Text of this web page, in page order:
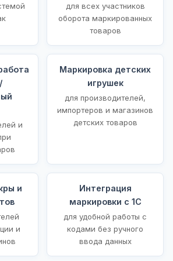
для всех участников
оборота маркированных
товаров
и
Маркировка детских
игрушек
для производителей,
импортеров и магазинов
детских товаров
и
и
Интеграция
маркировки с 1С
для удобной работы с
кодами без ручного
ввода данных